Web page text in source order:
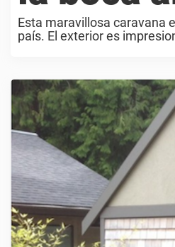
Esta maravillosa caravana
país. El exterior es